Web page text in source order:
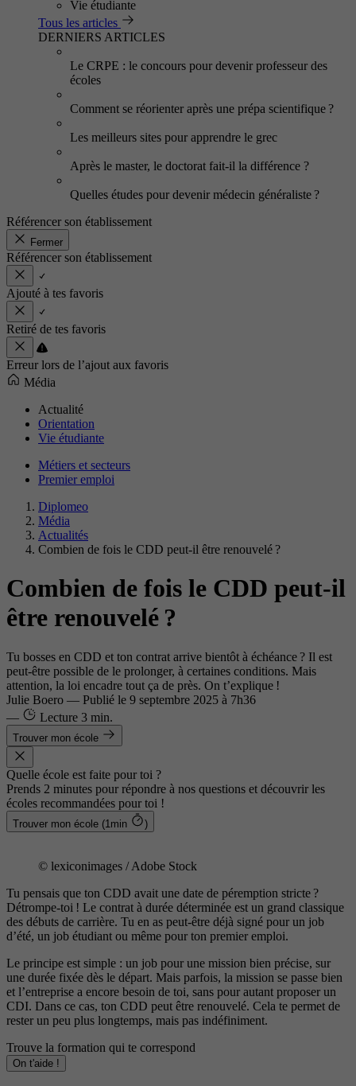
Vie étudiante
Tous les articles
DERNIERS ARTICLES
Le CRPE : le concours pour devenir professeur des
écoles
Comment se réorienter après une prépa scientifique ?
Les meilleurs sites pour apprendre le grec
Après le master, le doctorat fait-il la différence ?
Quelles études pour devenir médecin généraliste ?
Référencer son établissement
Fermer
Référencer son établissement
Ajouté à tes favoris
Retiré de tes favoris
Erreur lors de l’ajout aux favoris
Média
Actualité
Orientation
Vie étudiante
Métiers et secteurs
Premier emploi
Diplomeo
Média
Actualités
Combien de fois le CDD peut-il être renouvelé ?
Combien de fois le CDD peut-il
être renouvelé ?
Tu bosses en CDD et ton contrat arrive bientôt à échéance ? Il est
peut-être possible de le prolonger, à certaines conditions. Mais
attention, la loi encadre tout ça de près. On t’explique !
Julie Boero — Publié le 9 septembre 2025 à 7h36
—
Lecture 3 min.
Trouver mon école
Quelle école est faite pour toi ?
Prends 2 minutes pour répondre à nos questions et découvrir les
écoles recommandées pour toi !
Trouver mon école (1min )
© lexiconimages / Adobe Stock
Tu pensais que ton CDD avait une date de péremption stricte ?
Détrompe-toi ! Le contrat à durée déterminée est un grand classique
des débuts de carrière. Tu en as peut-être déjà signé pour un job
d’été, un job étudiant ou même pour ton premier emploi.
Le principe est simple : un job pour une mission bien précise, sur
une durée fixée dès le départ. Mais parfois, la mission se passe bien
et l’entreprise a encore besoin de toi, sans pour autant proposer un
CDI. Dans ce cas, ton CDD peut être renouvelé. Cela te permet de
rester un peu plus longtemps, mais pas indéfiniment.
Trouve la formation qui te correspond
On t'aide !